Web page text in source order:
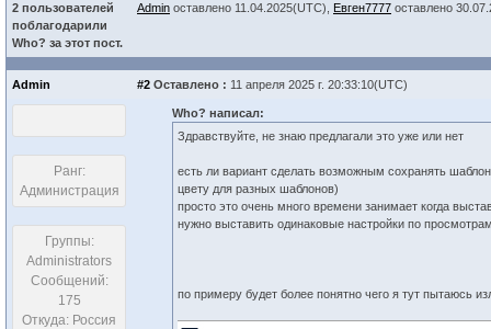
2 пользователей
поблагодарили
Who? за этот пост.
Admin оставлено 11.04.2025(UTC), Евген7777 оставлено
Admin #2 Оставлено : 11 апреля 2025 г. 20:33:10(UTC)
Ранг:
Администрация
Группы:
Administrators
Сообщений:
175
Откуда: Россия
Who? написал:
Здравствуйте, не знаю предлагали это уже или нет
есть ли вариант сделать возможным сохранять
цвету для разных шаблонов)
просто это очень много времени занимает когда
нужно выставить одинаковые настройки по
по примеру будет более понятно чего я тут пытаюсь